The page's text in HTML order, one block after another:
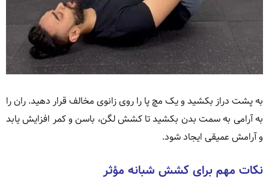
به پشت دراز بکشید و یک مچ پا را روی زانوی مخالف قرار دهید. ران را
به آرامی به سمت بدن بکشید تا کشش لگن، باسن و کمر افزایش یابد
و آرامش عمیقی ایجاد شود.
نکات مهم برای کشش شبانه مؤثر